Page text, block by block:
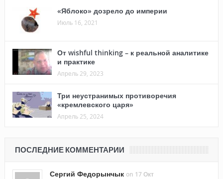
«Яблоко» дозрело до империи
Июль 16, 2021
От wishful thinking – к реальной аналитике
и практике
Апрель 29, 2023
Три неустранимых противоречия
«кремлевского царя»
Апрель 25, 2024
ПОСЛЕДНИЕ КОММЕНТАРИИ
Сергий Федорынчык on 17 Окт